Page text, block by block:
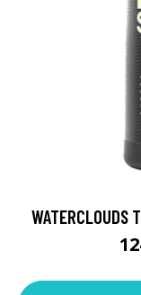
WATERCLOUDS